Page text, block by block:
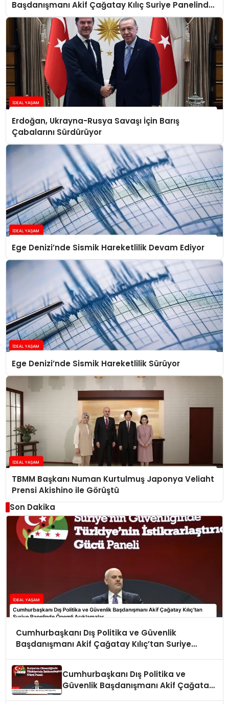
Başdanışmanı Akif Çağatay Kılıç Suriye Panelinde
Konuştu
Erdoğan, Ukrayna-Rusya Savaşı İçin Barış
Çabalarını Sürdürüyor
Ege Denizi’nde Sismik Hareketlilik Devam Ediyor
Ege Denizi’nde Sismik Hareketlilik Sürüyor
TBMM Başkanı Numan Kurtulmuş Japonya Veliaht
Prensi Akishino ile Görüştü
Son Dakika
Cumhurbaşkanı Dış Politika ve Güvenlik
Başdanışmanı Akif Çağatay Kılıç’tan Suriye
Cumhurbaşkanı Dış Politika ve
Güvenlik Başdanışmanı Akif Çağatay